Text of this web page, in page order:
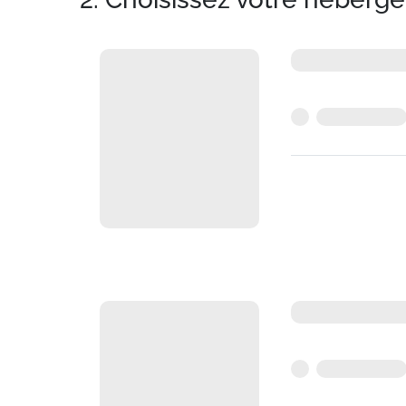
Cautions : 300 euros pour le logement et
à Valfrejus. Télésiège de